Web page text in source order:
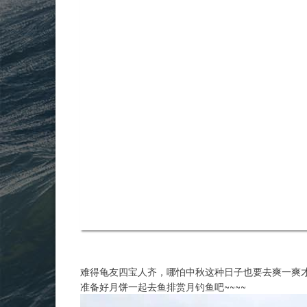
难得龟友四宝人齐，哪怕中秋这种日子也要去爽一爽
准备好月饼一起去鱼排赏月钓鱼吧~~~~